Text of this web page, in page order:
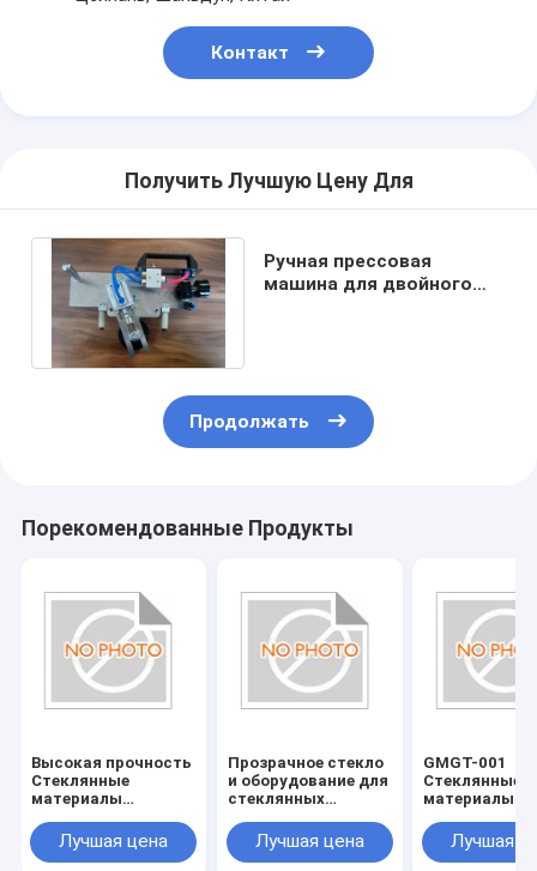
Контакт
Получить Лучшую Цену Для
Ручная прессовая
машина для двойного
Продолжать
Порекомендованные Продукты
Высокая прочность
Стеклянные
материалы
инструменты
Устойчивые к
Лучшая цена
Прозрачное стекло
и оборудование для
стеклянных
Лучшая цена
GMGT-001
Стеклянные
материалы
инструменты
Страна
Лучшая